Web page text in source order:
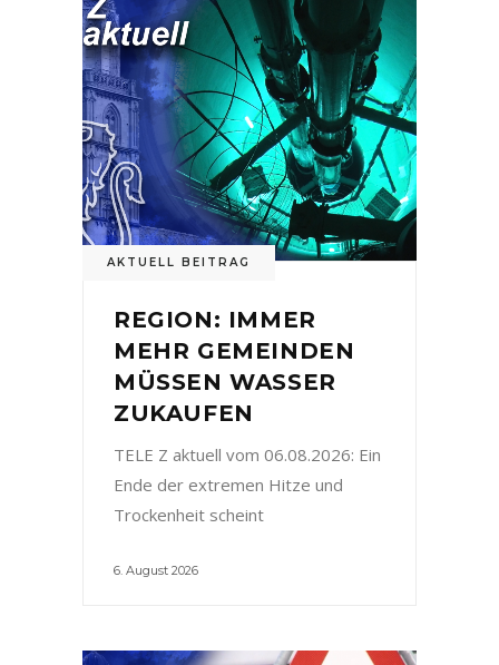
AKTUELL BEITRAG
REGION: IMMER
MEHR GEMEINDEN
MÜSSEN WASSER
ZUKAUFEN
TELE Z aktuell vom 06.08.2026: Ein
Ende der extremen Hitze und
Trockenheit scheint
6. August 2026